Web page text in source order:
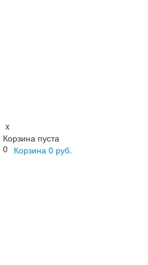
x
Корзина пуста
0 Корзина 0 руб.